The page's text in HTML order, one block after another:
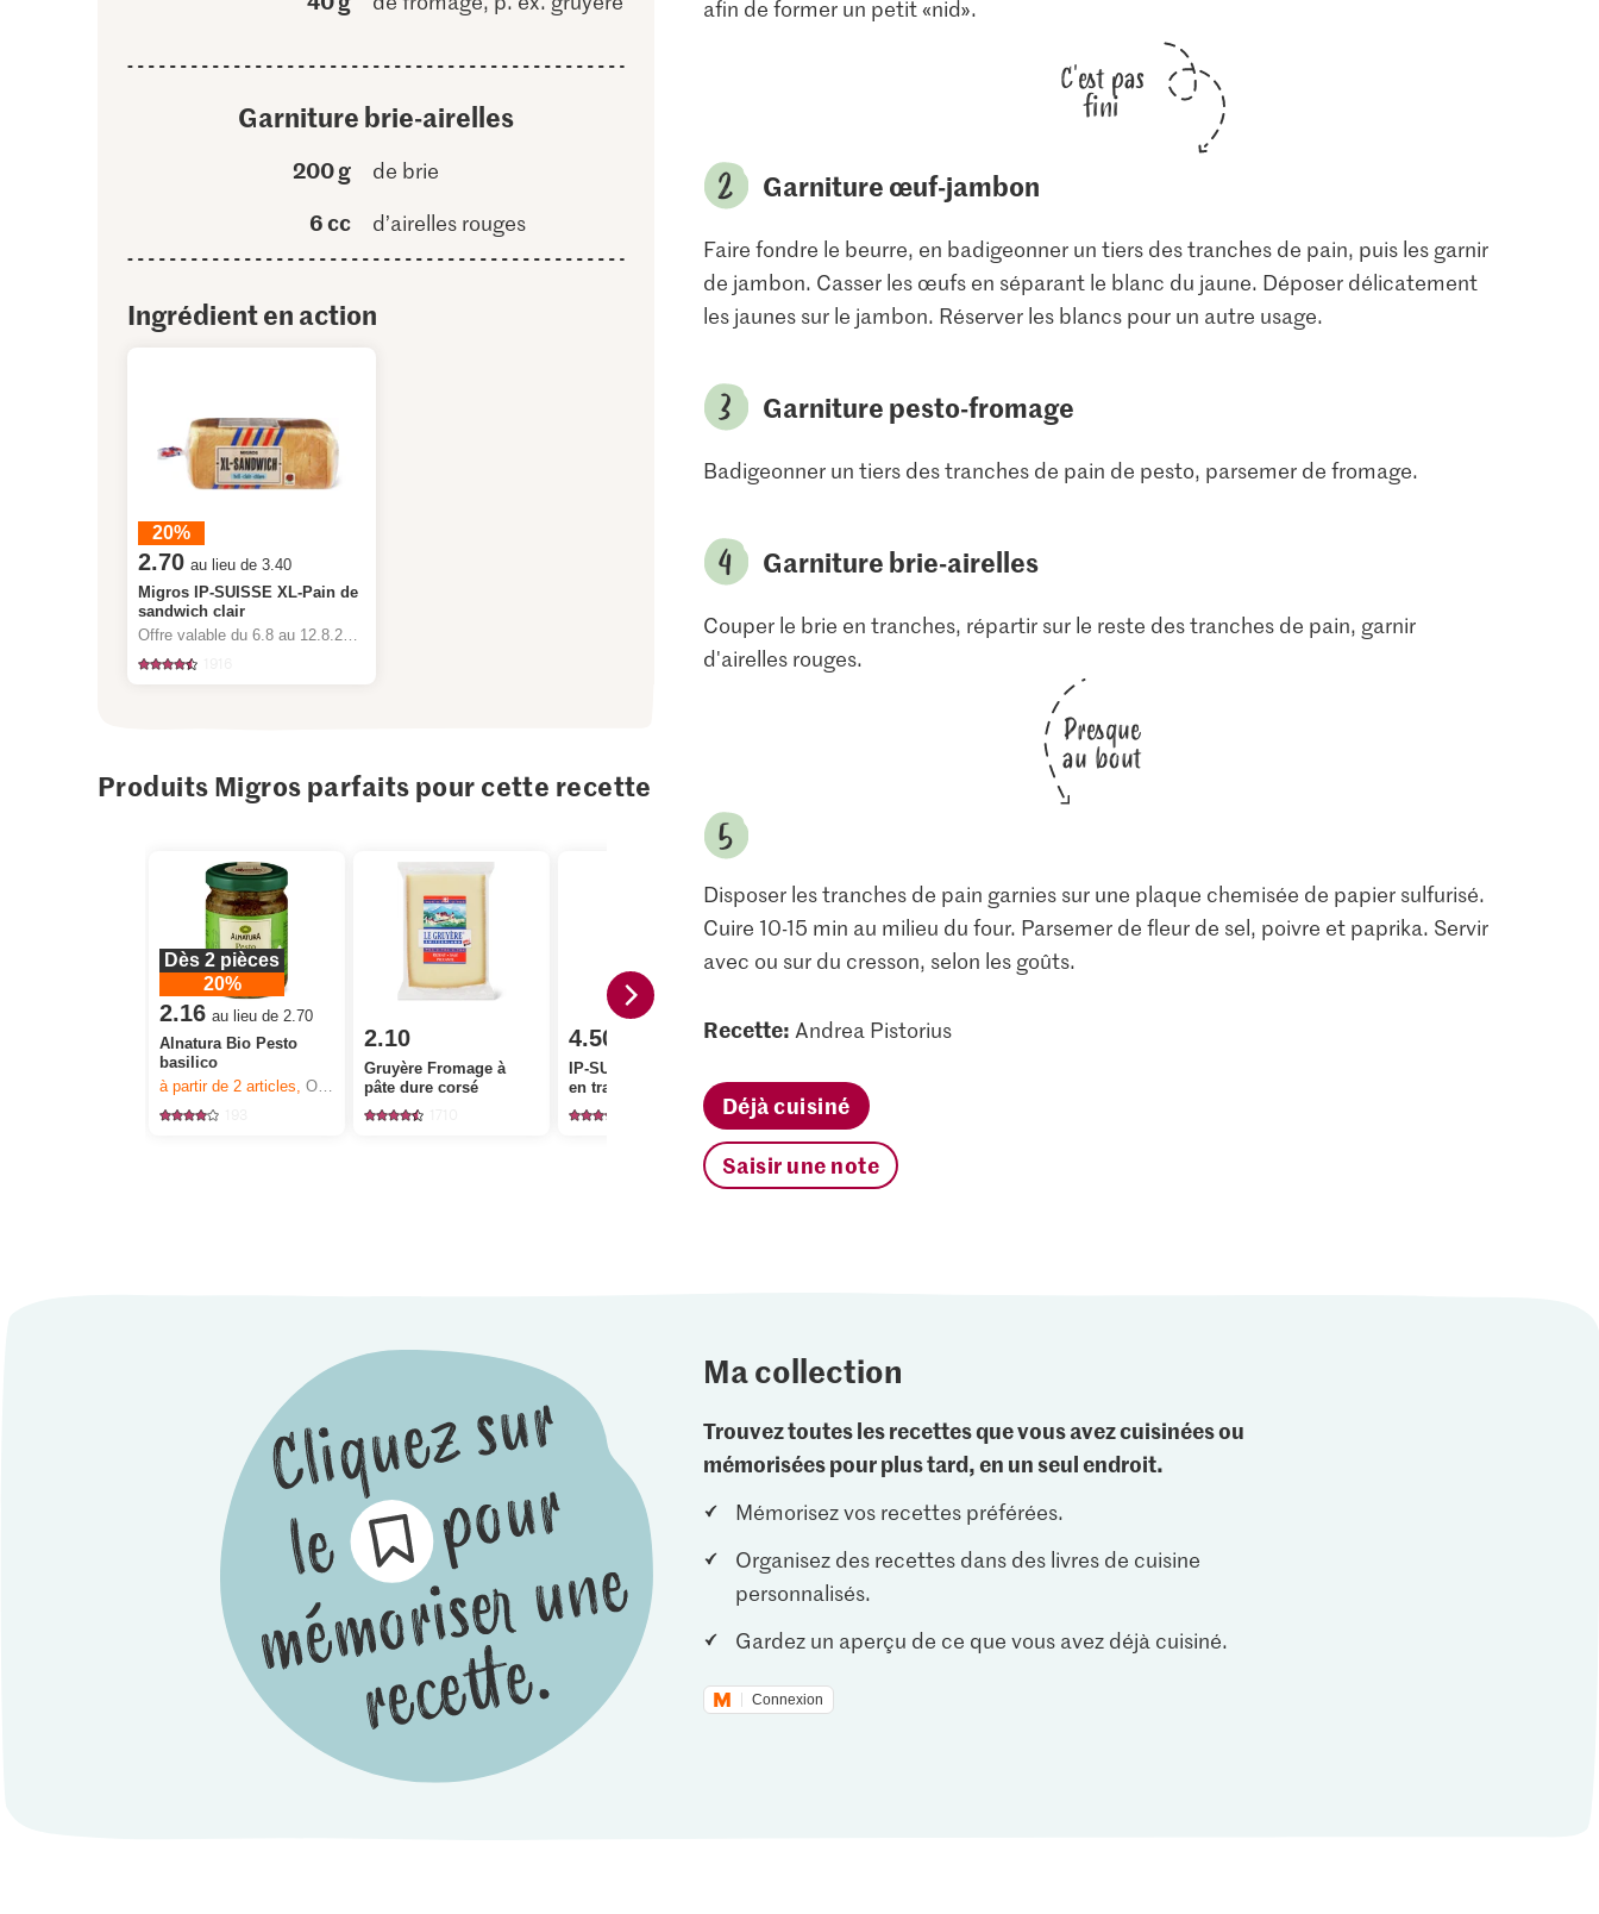
Garniture brie-airelles
200 g de brie
6 cc d’airelles rouges
Ingrédient en action
20%
2.70 au lieu de 3.40
Migros IP-SUISSE XL-Pain de
sandwich clair
Offre valable du 6.8 au 12.8.2026, jusqu’à épuisement du stock.
Produits Migros parfaits pour cette recette
Dès 2 pièces
20%
2.16 au lieu de 2.70
Alnatura Bio Pesto
basilico
à partir de 2articles,Offre valable du 6.8 au 12.8.2026, jusqu’à épuisement du stock.
2.10
Gruyère Fromage à
pâte dure corsé
4.50
IP-SUISSE Prosciutto
en tranches ultrafines
M-Budget Brie
1210
afin de former un petit «nid».
C'est pas
fini
Garniture œuf-jambon
Faire fondre le beurre, en badigeonner un tiers des tranches de pain, puis les garnir
de jambon. Casser les œufs en séparant le blanc du jaune. Déposer délicatement
les jaunes sur le jambon. Réserver les blancs pour un autre usage.
Garniture pesto-fromage
Badigeonner un tiers des tranches de pain de pesto, parsemer de fromage.
Garniture brie-airelles
Couper le brie en tranches, répartir sur le reste des tranches de pain, garnir
d'airelles rouges.
Presque
au bout
Disposer les tranches de pain garnies sur une plaque chemisée de papier sulfurisé.
Cuire 10-15 min au milieu du four. Parsemer de fleur de sel, poivre et paprika. Servir
avec ou sur du cresson, selon les goûts.
Recette: Andrea Pistorius
Déjà cuisiné
Saisir une note
Ma collection
Trouvez toutes les recettes que vous avez cuisinées ou
mémorisées pour plus tard, en un seul endroit.
Mémorisez vos recettes préférées.
Organisez des recettes dans des livres de cuisine
personnalisés.
Gardez un aperçu de ce que vous avez déjà cuisiné.
Connexion